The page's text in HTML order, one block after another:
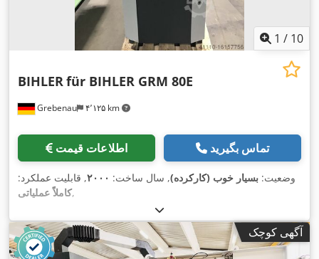
1 / 10
Grebenau ۴٬۱۲۵ km
BIHLERfür BIHLER GRM 80E
اطلاعات قیمت تماس بگیرید
وضعیت: بسیار خوب (کارکرده), سال ساخت: ۲۰۰۰, قابلیت عملکرد:
کاملاً عملیاتی,
آگهی کوچک